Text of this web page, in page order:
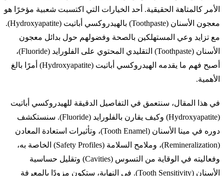
الأمر كالمتاهة الحقيقية. أحد الخيارات التي اكتسبت شعبية مؤخرًا هو
معجون الأسنان (Toothpaste) بالهيدروكسي أباتيت (Hydroxyapatite).
مع تزايد وعي المستهلكين بالصحة وفضولهم حول بدائل معجون
الأسنان (Toothpaste) التقليدي المحتوي على الفلورايد (Fluoride)،
أصبح فهم ما يقدمه الهيدروكسي أباتيت (Hydroxyapatite) أمرًا بالغ
الأهمية.
في هذا المقال، سنتعمق في التفاصيل الدقيقة للهيدروكسي أباتيت
(Hydroxyapatite) وكيف يقارن بالفلورايد (Fluoride). سنستكشف
دوره في مينا الأسنان (Tooth Enamel)، وتأثيرات استعادة المعادن
(Remineralization)، وملامح السلامة (Safety Profiles) الخاصة به،
وفعاليته في الوقاية من التسوس (Cavities) وتقليل حساسية
الأسنان (Tooth Sensitivity). في النهاية، ستكون مزودًا بالمعرفة